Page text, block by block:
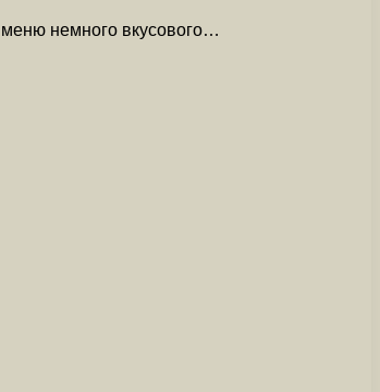
немного вкусового…